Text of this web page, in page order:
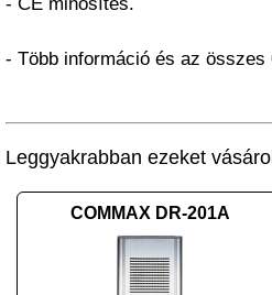
- Több információ és az összes
Leggyakrabban ezeket
COMMAX DR-201A